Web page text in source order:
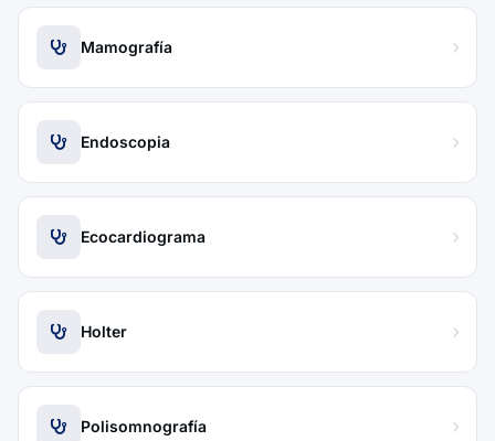
Mamografía
Endoscopia
Ecocardiograma
Holter
Polisomnografía